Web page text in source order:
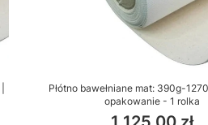
Płótno bawełniane mat: 390g-
opakowanie - 1 rolka